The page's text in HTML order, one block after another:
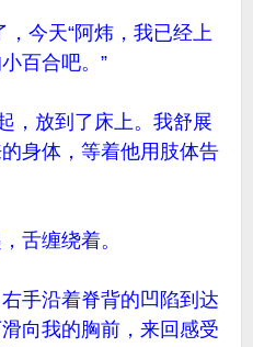
今天“阿炜，我已经上
百合吧。”
放到了床上。我舒展
身体，等着他用肢体告
缠绕着。
沿着脊背的凹陷到达
向我的胸前，来回感受